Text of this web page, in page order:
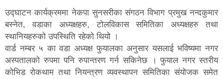
उद्घाटन कार्यक्रममा नेकपा सुनसरीका संगठन विभाग प्रमुख नन्दकुमार
बस्नेत, वडाका अध्यक्षहरु, टोलविकास समितिका अध्यक्षहरु तथा
स्थानियहरुको उपस्थिति रहेको थियो ।
वार्ड नम्बर ५ का वडा अध्यक्ष फुयालका अनुसार यसलाई भविष्यमा नगर
अस्पतालको रुपमा पनि रुपान्तरण गर्न सकिनेछ । फुयाल नगर स्तरीय
कोभिड रोकथाम तथा नियन्त्रण व्यवस्थापन समितिका संयोजक समेत